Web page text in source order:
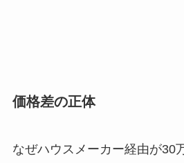
価格差の正体
なぜハウスメーカー経由が30